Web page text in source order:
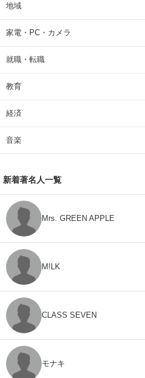
地域
家電・PC・カメラ
就職・転職
教育
経済
音楽
新着著名人一覧
Mrs. GREEN APPLE
M!LK
CLASS SEVEN
モナキ